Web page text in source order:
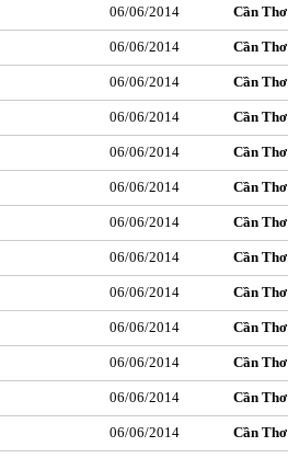
06/06/2014 Cần Thơ
06/06/2014 Cần Thơ
06/06/2014 Cần Thơ
06/06/2014 Cần Thơ
06/06/2014 Cần Thơ
06/06/2014 Cần Thơ
06/06/2014 Cần Thơ
06/06/2014 Cần Thơ
06/06/2014 Cần Thơ
06/06/2014 Cần Thơ
06/06/2014 Cần Thơ
06/06/2014 Cần Thơ
06/06/2014 Cần Thơ